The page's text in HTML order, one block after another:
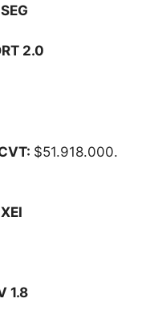
2.0
$51.918.000.
1.8